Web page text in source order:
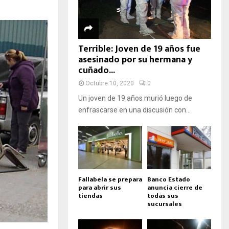
Terrible: Joven de 19 años fue
asesinado por su hermana y
cuñado...
Octubre 10, 2020 0
Un joven de 19 años murió luego de
enfrascarse en una discusión con...
Fallabela se prepara
para abrir sus
tiendas
Banco Estado
anuncia cierre de
todas sus
sucursales